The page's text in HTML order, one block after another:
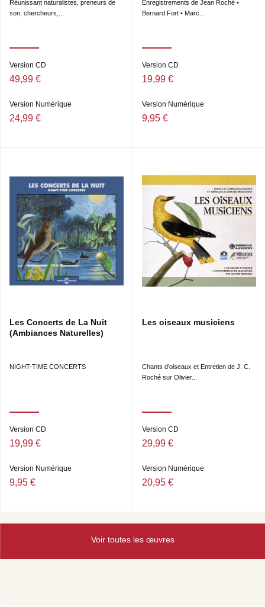
Réunissant naturalistes, preneurs de
son, chercheurs,...
Version CD
49,99 €
Version Numérique
24,99 €
Enregistrements de Jean Roché •
Bernard Fort • Marc...
Version CD
19,99 €
Version Numérique
9,95 €
Les Concerts de La Nuit
(Ambiances Naturelles)
NIGHT-TIME CONCERTS
Version CD
19,99 €
Version Numérique
9,95 €
Les oiseaux musiciens
Chants d'oiseaux et Entretien de J. C.
Roché sur Olivier...
Version CD
29,99 €
Version Numérique
20,95 €
Voir toutes les œuvres